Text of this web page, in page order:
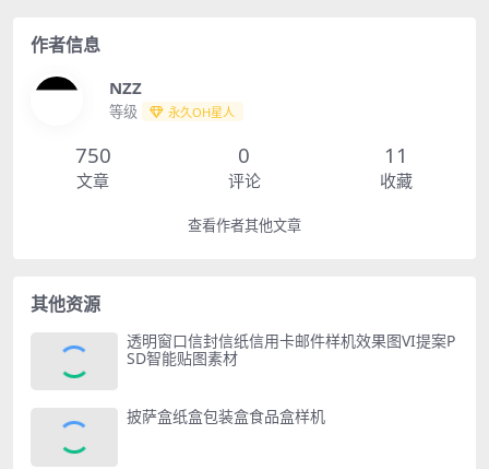
作者信息
NZZ
等级 永久OH星人
750
文章
0
评论
11
收藏
查看作者其他文章
其他资源
透明窗口信封信纸信用卡邮件样机效果图VI提案P
SD智能贴图素材
披萨盒纸盒包装盒食品盒样机